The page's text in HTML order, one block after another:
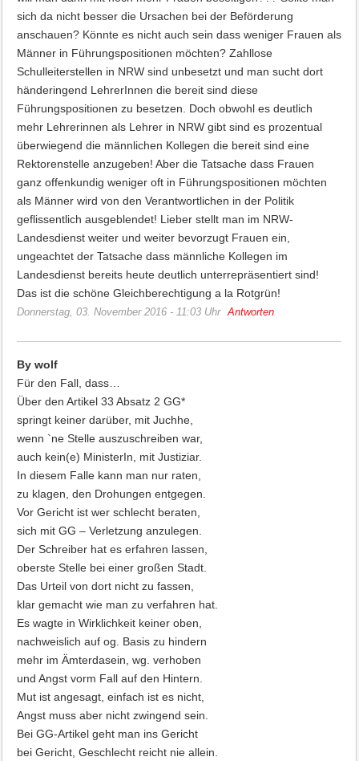
sich da nicht besser die Ursachen bei der Beförderung
anschauen? Könnte es nicht auch sein dass weniger Frauen als
Männer in Führungspositionen möchten? Zahllose
Schulleiterstellen in NRW sind unbesetzt und man sucht dort
händeringend LehrerInnen die bereit sind diese
Führungspositionen zu besetzen. Doch obwohl es deutlich
mehr Lehrerinnen als Lehrer in NRW gibt sind es prozentual
überwiegend die männlichen Kollegen die bereit sind eine
Rektorenstelle anzugeben! Aber die Tatsache dass Frauen
ganz offenkundig weniger oft in Führungspositionen möchten
als Männer wird von den Verantwortlichen in der Politik
geflissentlich ausgeblendet! Lieber stellt man im NRW-
Landesdienst weiter und weiter bevorzugt Frauen ein,
ungeachtet der Tatsache dass männliche Kollegen im
Landesdienst bereits heute deutlich unterrepräsentiert sind!
Das ist die schöne Gleichberechtigung a la Rotgrün!
Donnerstag, 03. November 2016 - 11:03 Uhr Antworten
By wolf
Für den Fall, dass…
Über den Artikel 33 Absatz 2 GG*
springt keiner darüber, mit Juchhe,
wenn `ne Stelle auszuschreiben war,
auch kein(e) MinisterIn, mit Justiziar.
In diesem Falle kann man nur raten,
zu klagen, den Drohungen entgegen.
Vor Gericht ist wer schlecht beraten,
sich mit GG – Verletzung anzulegen.
Der Schreiber hat es erfahren lassen,
oberste Stelle bei einer großen Stadt.
Das Urteil von dort nicht zu fassen,
klar gemacht wie man zu verfahren hat.
Es wagte in Wirklichkeit keiner oben,
nachweislich auf og. Basis zu hindern
mehr im Ämterdasein, wg. verhoben
und Angst vorm Fall auf den Hintern.
Mut ist angesagt, einfach ist es nicht,
Angst muss aber nicht zwingend sein.
Bei GG-Artikel geht man ins Gericht
bei Gericht, Geschlecht reicht nie allein.